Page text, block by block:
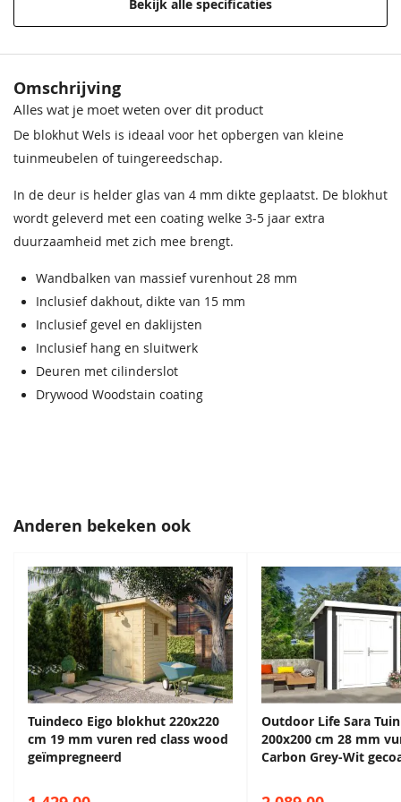
Afmeting (LxB) 220x220 cm
Wandhoogte
Nokhoogte 234 cm
Wanddikte
Kleur Carbon Grey-Wit
Binnenruimte 3,8 m2
Dakmaat
Hang en sluitwerk
EAN code 8717209761183
Bekijk alle specificaties
Omschrijving
Alles wat je moet weten over dit product
De blokhut Wels is ideaal voor het opbergen van kleine
tuinmeubelen of tuingereedschap.
In de deur is helder glas van 4 mm dikte geplaatst. De blokhut
wordt geleverd met een coating welke 3-5 jaar extra
duurzaamheid met zich mee brengt.
Wandbalken van massief vurenhout 28 mm
Inclusief dakhout, dikte van 15 mm
Inclusief gevel en daklijsten
Inclusief hang en sluitwerk
Deuren met cilinderslot
Drywood Woodstain coating
Anderen bekeken ook
Tuindeco Eigo blokhut 220x220
cm 19 mm vuren red class wood
geïmpregneerd
Outdoor Life Sara
200x200 cm 28 mm
Carbon Grey-Wit